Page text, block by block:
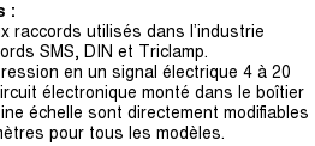
:
raccords utilisés dans l’industrie
SMS, DIN et Triclamp.
en un signal électrique 4 à 20
électronique monté dans le boîtier
échelle sont directement modifiables
pour tous les modèles.